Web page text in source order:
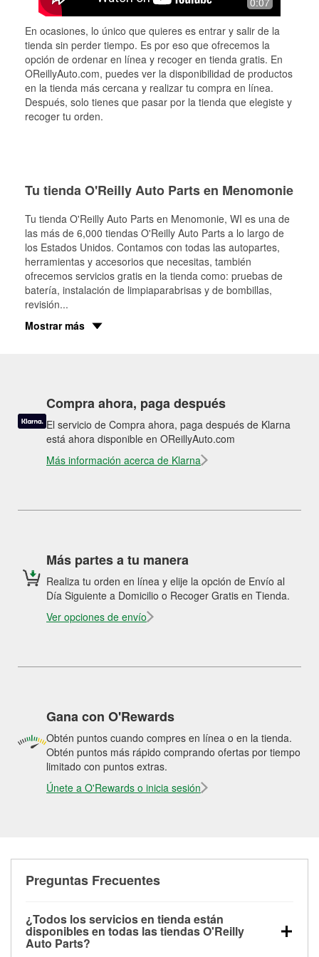
En ocasiones, lo único que quieres es entrar y salir de la
tienda sin perder tiempo. Es por eso que ofrecemos la
opción de ordenar en línea y recoger en tienda gratis. En
OReillyAuto.com, puedes ver la disponibilidad de productos
en la tienda más cercana y realizar tu compra en línea.
Después, solo tienes que pasar por la tienda que elegiste y
recoger tu orden.
Tu tienda O'Reilly Auto Parts en Menomonie
Tu tienda O'Reilly Auto Parts en Menomonie, WI es una de
las más de 6,000 tiendas O'Reilly Auto Parts a lo largo de
los Estados Unidos. Contamos con todas las autopartes,
herramientas y accesorios que necesitas, también
ofrecemos servicios gratis en la tienda como: pruebas de
batería, instalación de limpiaparabrisas y de bombillas,
revisión...
Mostrar más
Compra ahora, paga después
El servicio de Compra ahora, paga después de Klarna
está ahora disponible en OReillyAuto.com
Más información acerca de Klarna
Más partes a tu manera
Realiza tu orden en línea y elije la opción de Envío al
Día Siguiente a Domicilio o Recoger Gratis en Tienda.
Ver opciones de envío
Gana con O'Rewards
Obtén puntos cuando compres en línea o en la tienda.
Obtén puntos más rápido comprando ofertas por tiempo
limitado con puntos extras.
Únete a O'Rewards o inicia sesión
Preguntas Frecuentes
¿Todos los servicios en tienda están
disponibles en todas las tiendas O'Reilly
Auto Parts?